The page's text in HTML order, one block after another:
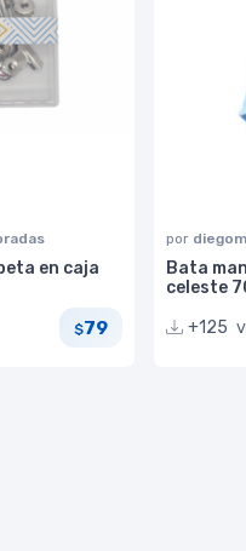
en caja
$79
por
Bata
celeste
+125